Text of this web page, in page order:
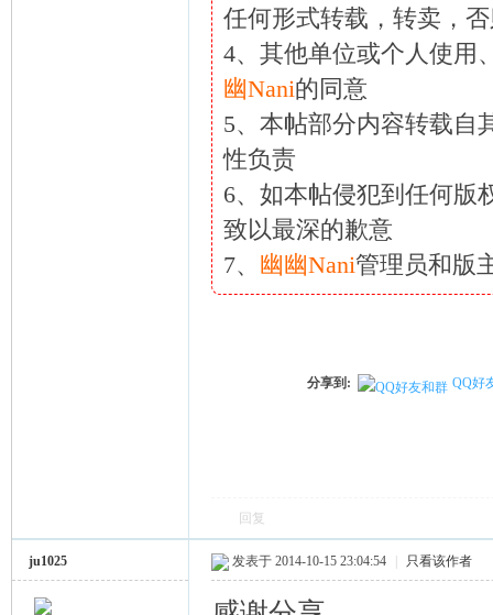
任何形式转载，转卖，
4、其他单位或个人使用
幽Nani的同意
5、本帖部分内容转载自
性负责
6、如本帖侵犯到任何版
致以最深的歉意
7、 幽幽Nani管理员和版
分享到: QQ好
回复
ju1025 发表于 2014-10-15 23:04:54 只看该作者